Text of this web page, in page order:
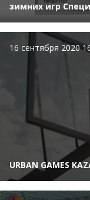
зимних игр
16 сентября 2020
URBAN GAMES